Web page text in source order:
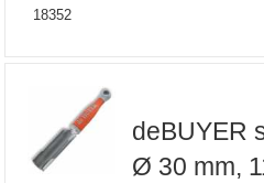
18352
deBUYER
Ø 30 mm,